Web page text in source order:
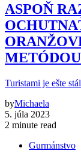
ASPOŇ
Turistami je ešte
byMichaela
5. júla 2023
2 minute read
Gurmánstvo